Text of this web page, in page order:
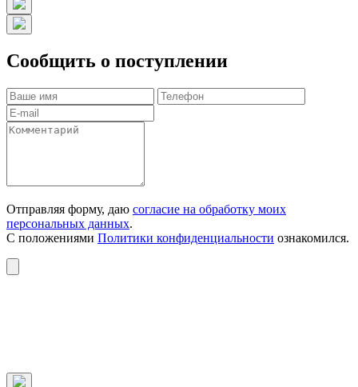
Сообщить о поступлении
Отправляя форму, даю согласие на обработку моих
персональных данных.
С положениями Политики конфиденциальности ознакомился.